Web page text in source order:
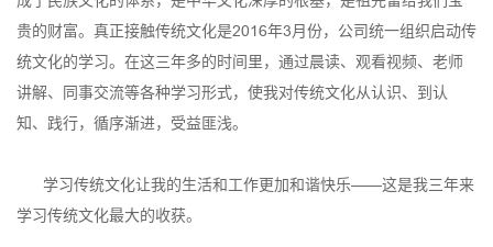
贵的财富。真正接触传统文化是2016年3月份，公司统一组织启动传
统文化的学习。在这三年多的时间里，通过晨读、观看视频、老师
讲解、同事交流等各种学习形式，使我对传统文化从认识、到认
知、践行，循序渐进，受益匪浅。
学习传统文化让我的生活和工作更加和谐快乐——这是我三年来
学习传统文化最大的收获。